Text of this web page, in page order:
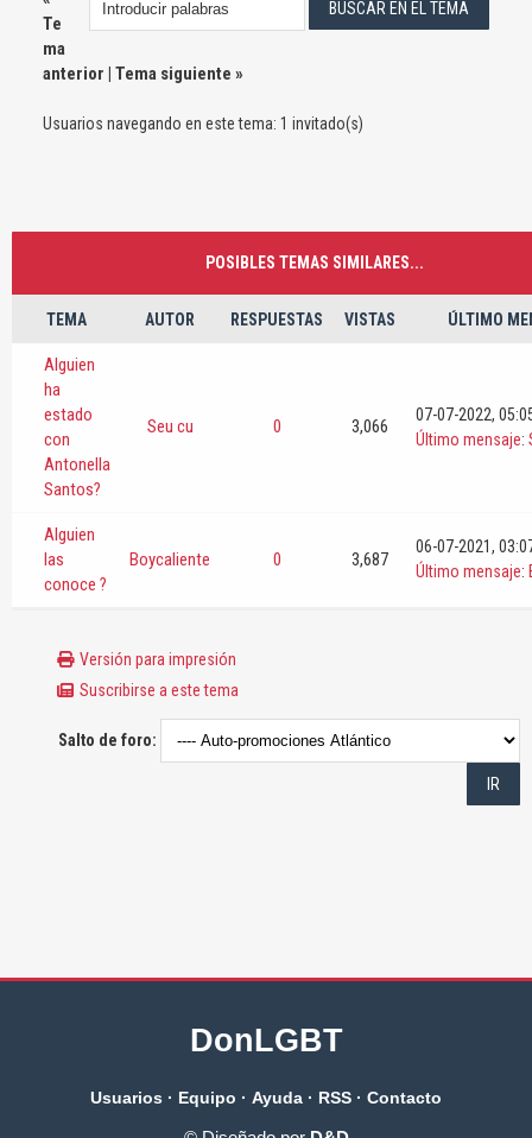
Te
ma
anterior | Tema siguiente »
Usuarios navegando en este tema: 1 invitado(s)
POSIBLES TEMAS SIMILARES...
TEMA AUTOR RESPUESTAS VISTAS ÚLTIMO
Alguien
ha
estado
con
Antonella
Santos?
Seu cu 0 3,066
07-07-2022,
Último mensaje:
Alguien
las
conoce ?
Boycaliente 0 3,687
06-07-2021,
Último mensaje:
Versión para impresión
Suscribirse a este tema
Salto de foro:
DonLGBT
Usuarios · Equipo · Ayuda · RSS · Contacto